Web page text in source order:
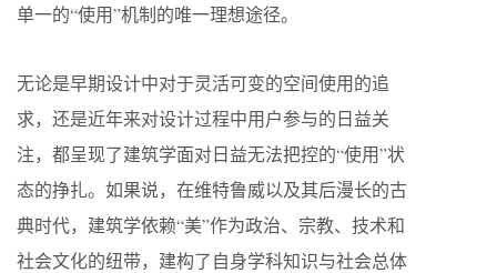
单一的“使用”机制的唯一理想途径。
无论是早期设计中对于灵活可变的空间使用的追
求，还是近年来对设计过程中用户参与的日益关
注，都呈现了建筑学面对日益无法把控的“使用”状
态的挣扎。如果说，在维特鲁威以及其后漫长的古
典时代，建筑学依赖“美”作为政治、宗教、技术和
社会文化的纽带，建构了自身学科知识与社会总体